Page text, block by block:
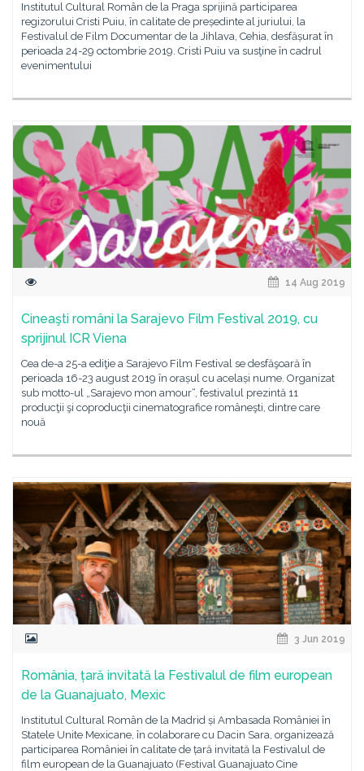
Institutul Cultural Român de la Praga sprijină participarea
regizorului Cristi Puiu, în calitate de președinte al juriului, la
Festivalul de Film Documentar de la Jihlava, Cehia, desfășurat în
perioada 24-29 octombrie 2019. Cristi Puiu va susţine în cadrul
evenimentului
14 Aug 2019
Cineaşti români la Sarajevo Film Festival 2019, cu
sprijinul ICR Viena
Cea de-a 25-a ediţie a Sarajevo Film Festival se desfăşoară în
perioada 16-23 august 2019 în orașul cu același nume. Organizat
sub motto-ul „Sarajevo mon amour“, festivalul prezintă 11
producţii şi coproducţii cinematografice româneşti, dintre care
nouă
3 Jun 2019
România, țară invitată la Festivalul de film european
de la Guanajuato, Mexic
Institutul Cultural Român de la Madrid și Ambasada României în
Statele Unite Mexicane, în colaborare cu Dacin Sara, organizează
participarea României în calitate de țară invitată la Festivalul de
film european de la Guanajuato (Festival Guanajuato Cine